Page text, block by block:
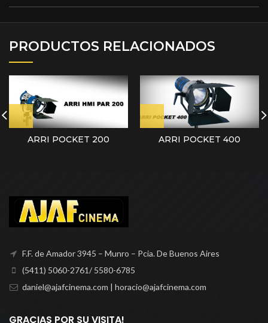
PRODUCTOS RELACIONADOS
ARRI POCKET 200 ARRI POCKET 400
F.F. de Amador 3945 – Munro – Pcia. De Buenos Aires
(5411) 5060-2761/ 5580-6785
daniel@ajafcinema.com | horacio@ajafcinema.com
GRACIAS POR SU VISITA!